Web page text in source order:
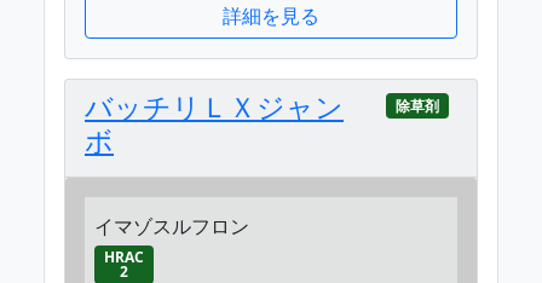
詳細を見る
バッチリＬＸジャン
ボ
除草剤
イマゾスルフロン
HRAC
2